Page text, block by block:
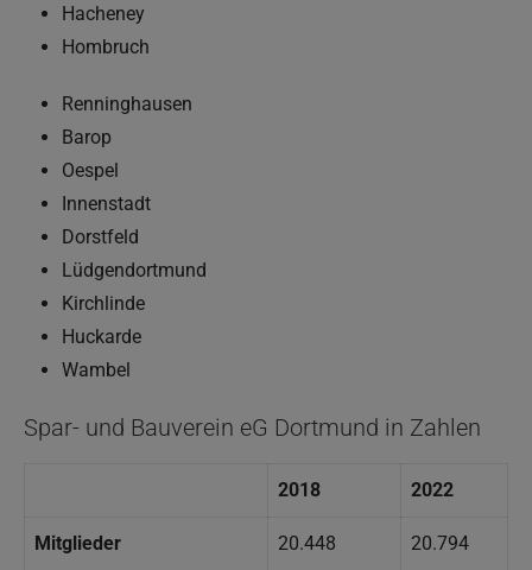
Hacheney
Hombruch
Renninghausen
Barop
Oespel
Innenstadt
Dorstfeld
Lüdgendortmund
Kirchlinde
Huckarde
Wambel
Spar- und Bauverein eG Dortmund in Zahlen
2018 2022
Mitglieder 20.448 20.794